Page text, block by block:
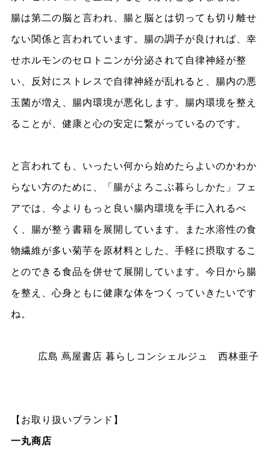
腸は第二の脳と言われ、腸と脳とは切っても切り離せ
ない関係と言われています。腸の調子が良ければ、幸
せホルモンのセロトニンが分泌されて自律神経が整
い、反対にストレスで自律神経が乱れると、腸内の悪
玉菌が増え、腸内環境が悪化します。腸内環境を整え
ることが、健康と心の安定に繋がっているのです。
と言われても、いったい何から始めたらよいのかわか
らない方のために、「腸がよろこぶ暮らしかた」フェ
アでは、今よりもっと良い腸内環境を手に入れるべ
く、腸が整う書籍を展開しています。また水溶性の食
物繊維が多い菊芋を原材料とした、手軽に摂取するこ
とのできる食品を併せて展開しています。今日から腸
を整え、心身ともに健康な体をつくっていきたいです
ね。
広島 蔦屋書店 暮らしコンシェルジュ 西林亜子
【お取り扱いブランド】
一丸商店